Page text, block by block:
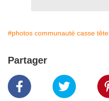
#photos communauté casse tête
Partager